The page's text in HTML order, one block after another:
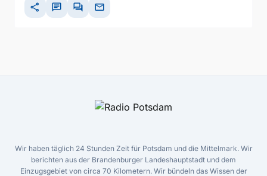
share chat forum mail
Wir haben täglich 24 Stunden Zeit für Potsdam und die Mittelmark. Wir
berichten aus der Brandenburger Landeshauptstadt und dem
Einzugsgebiet von circa 70 Kilometern. Wir bündeln das Wissen der